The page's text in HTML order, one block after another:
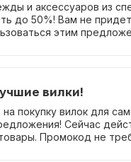
и аксессуаров из
до 50%! Вам не
этим
вилки!
покупку вилок для
Сейчас
Промокод не